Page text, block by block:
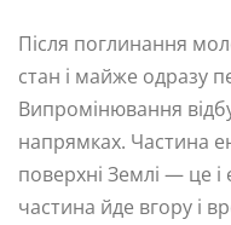
Після поглинання
стан і майже одразу
Випромінювання
напрямках. Частина
поверхні Землі — це
частина йде вгору і